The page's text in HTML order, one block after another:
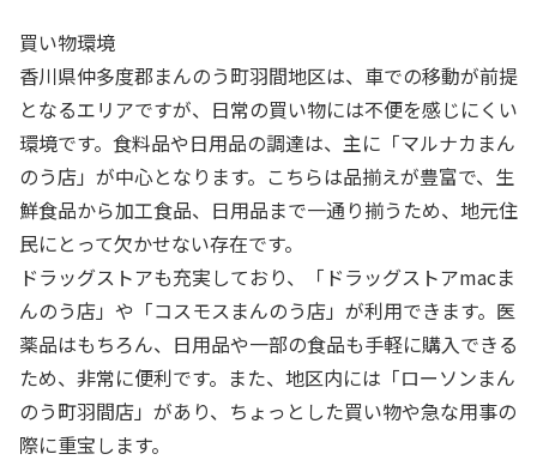
買い物環境
香川県仲多度郡まんのう町羽間地区は、車での移動が前提
となるエリアですが、日常の買い物には不便を感じにくい
環境です。食料品や日用品の調達は、主に「マルナカまん
のう店」が中心となります。こちらは品揃えが豊富で、生
鮮食品から加工食品、日用品まで一通り揃うため、地元住
民にとって欠かせない存在です。
ドラッグストアも充実しており、「ドラッグストアmacま
んのう店」や「コスモスまんのう店」が利用できます。医
薬品はもちろん、日用品や一部の食品も手軽に購入できる
ため、非常に便利です。また、地区内には「ローソンまん
のう町羽間店」があり、ちょっとした買い物や急な用事の
際に重宝します。